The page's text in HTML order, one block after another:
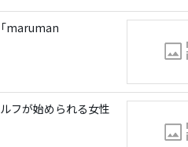
maruman
フが始められる女性